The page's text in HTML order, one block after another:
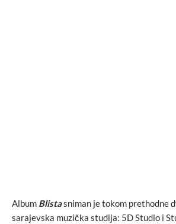
Album Blistasniman je tokom prethodne
sarajevska muzička studija: 5D Studio i